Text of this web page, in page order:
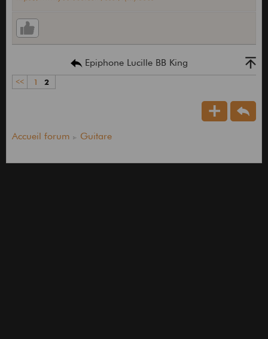
Epiphone Lucille BB King
<< 1 2
Accueil forum Guitare